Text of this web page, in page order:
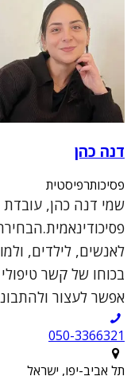
דנה כהן
פסיכותרפיסטית
לאנשים, לילדים,
בכוחו של קשר
אפשר לעצור
050-3366321
תל אביב-יפו, ישראל